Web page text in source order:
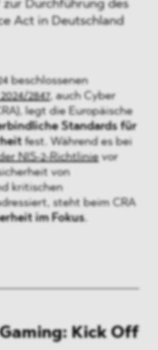
Durchführung des
Act in Deutschland
beschlossenen
2847, auch Cyber
legt die Europäische
Standards für
fest. Während es bei
NIS-2-Richtlinievor
von
kritischen
steht beim CRA
im Fokus.
Kick Off